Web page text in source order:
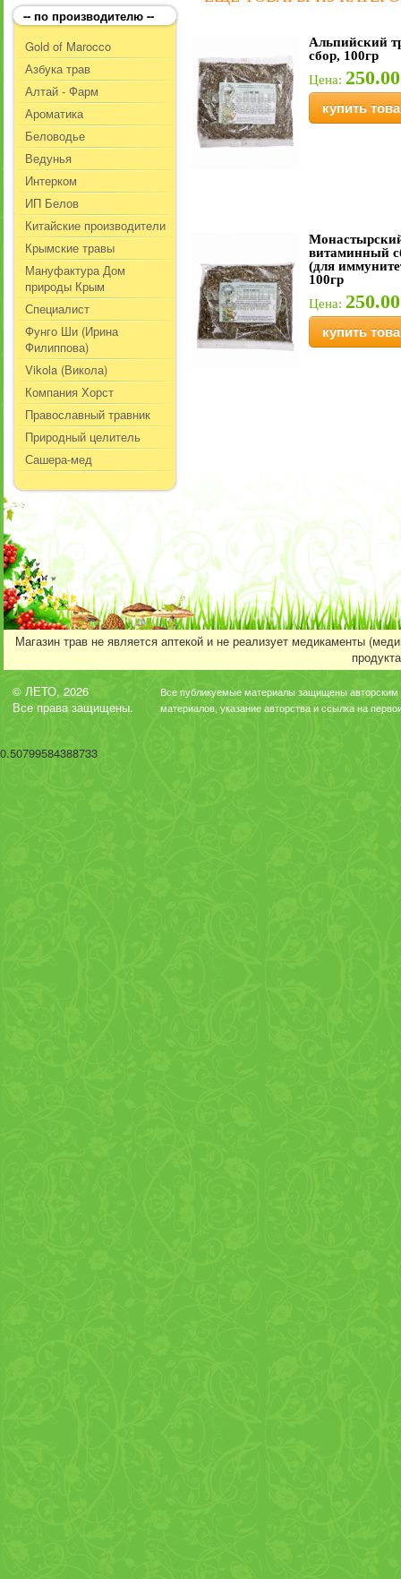
-- по производителю --
Gold of Marocco
Азбука трав
Алтай - Фарм
Ароматика
Беловодье
Ведунья
Интерком
ИП Белов
Китайские производители
Крымские травы
Мануфактура Дом
природы Крым
Специалист
Фунго Ши (Ирина
Филиппова)
Vikola (Викола)
Компания Хорст
Православный травник
Природный целитель
Сашера-мед
Альпийский
сбор, 100гр
Цена:
купить
витаминный
(для
100гр
Цена:
купить
Магазин трав не является аптекой и не реализует медикаменты
© ЛЕТО, 2026
Все права защищены.
Все публикуемые материалы защищены авторским
материалов, указание авторства и ссылка на
0.50799584388733